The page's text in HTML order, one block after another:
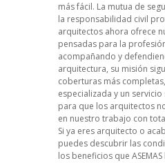
más fácil. La mutua de
la responsabilidad civil
arquitectos ahora ofrece
pensadas para la
acompañando y
arquitectura, su misión
coberturas más
especializada y un
para que los arquitectos
en nuestro trabajo con
Si ya eres arquitecto o
puedes descubrir las
los beneficios que